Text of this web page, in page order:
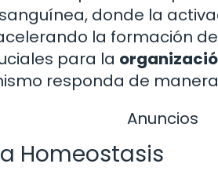
donde la
la formación
para la
responda de
Anuncios
Homeostasis